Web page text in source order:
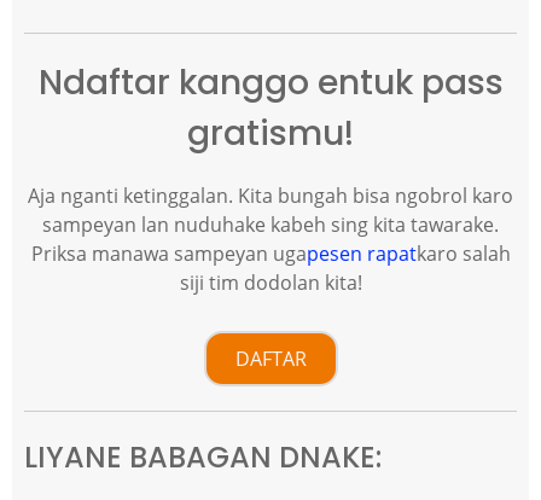
Ndaftar kanggo entuk pass
gratismu!
Aja nganti ketinggalan. Kita bungah bisa ngobrol karo
sampeyan lan nuduhake kabeh sing kita tawarake.
Priksa manawa sampeyan ugapesen rapatkaro salah
siji tim dodolan kita!
DAFTAR
LIYANE BABAGAN DNAKE: